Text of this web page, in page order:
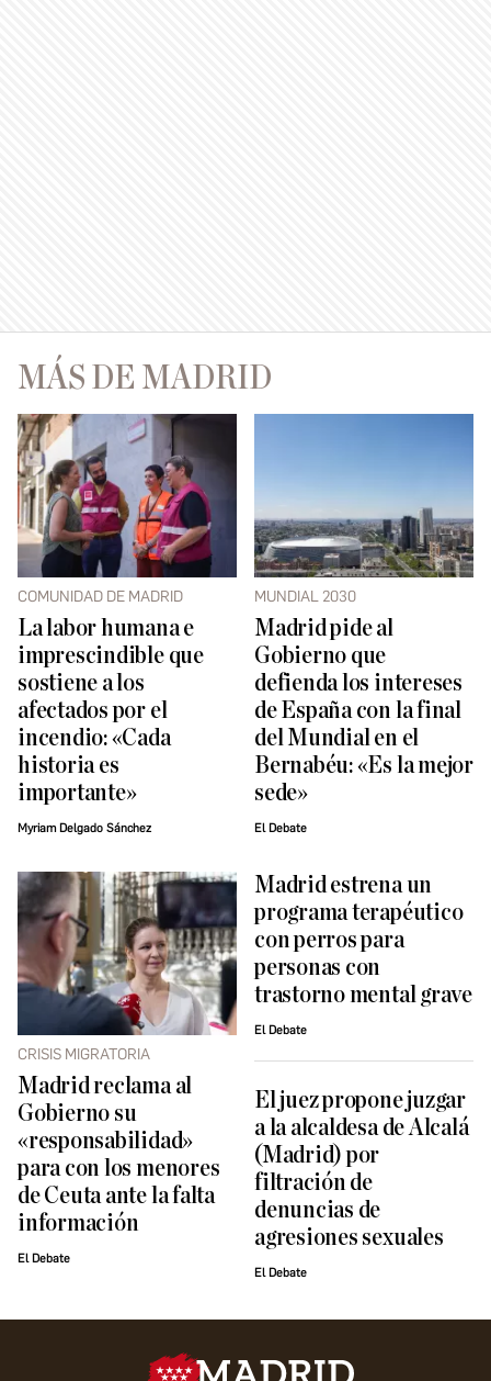
MÁS DE MADRID
COMUNIDAD DE MADRID
La labor humana e
imprescindible que
sostiene a los
afectados por el
incendio: «Cada
historia es
importante»
Myriam Delgado Sánchez
MUNDIAL 2030
Madrid pide al
Gobierno que
defienda los intereses
de España con la final
del Mundial en el
Bernabéu: «Es la mejor
sede»
El Debate
CRISIS MIGRATORIA
Madrid reclama al
Gobierno su
«responsabilidad»
para con los menores
de Ceuta ante la falta
información
El Debate
Madrid estrena un
programa terapéutico
con perros para
personas con
trastorno mental grave
El Debate
El juez propone juzgar
a la alcaldesa de Alcalá
(Madrid) por
filtración de
denuncias de
agresiones sexuales
El Debate